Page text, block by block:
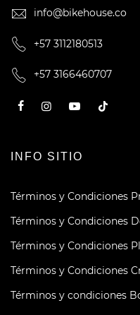
info@bikehouse.co
+57 3112180513
+57 3166460707
INFO SITIO
Términos y Condiciones
Términos y Condiciones
Términos y Condiciones
Términos y Condiciones
Términos y condiciones